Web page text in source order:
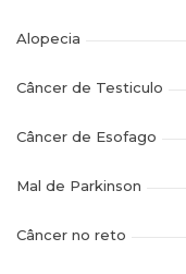
Alopecia
Câncer de Testiculo
Câncer de Esofago
Mal de Parkinson
Câncer no reto